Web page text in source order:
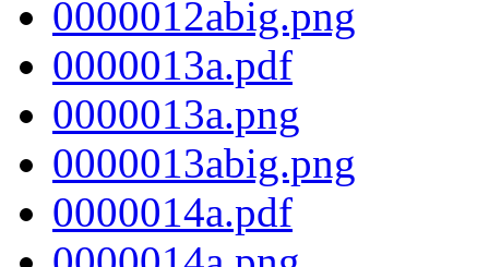
0000012abig.png
0000013a.pdf
0000013a.png
0000013abig.png
0000014a.pdf